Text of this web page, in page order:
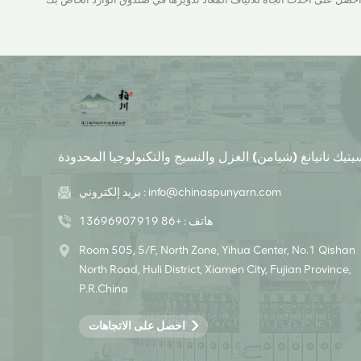
نانيانغ (شيامن) الغزل والنسيج والتكنولوجيا المحدودة
بريد إلكتروني : info@chinaspunyarn.com
هاتف : +86 13696907919
Room 505, 5/F, North Zone, Yihua Center, No.1 Qishan
North Road, Huli District, Xiamen City, Fujian Province,
P.R.China
احصل على الاتجاهات